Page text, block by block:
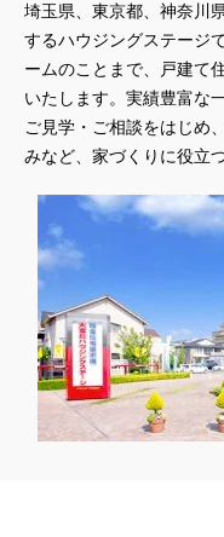
埼玉県、東京都、神奈川
するハウジングステージ
ームのことまで、戸建て
いたします。実績豊富な
ご見学・ご相談をはじめ
みなど、家づくりに役立